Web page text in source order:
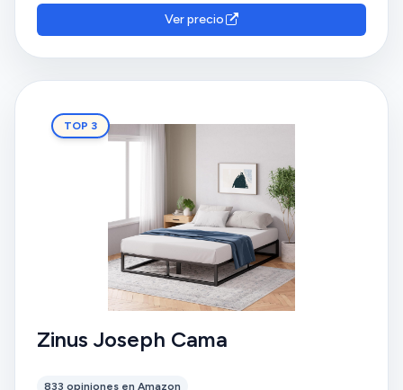
acabado. Los clientes aprecian la relación calidad-
precio, la comodidad, los materiales y la firmeza del
somier. Sin embargo, tienen opiniones diversas sobre
Ver precio
TOP 3
Zinus Joseph Cama
833 opiniones en Amazon